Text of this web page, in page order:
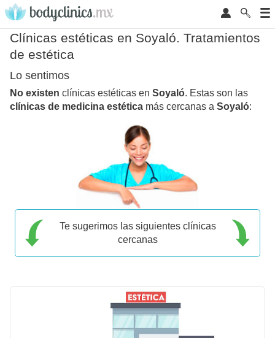
Clínicas estéticas en Soyaló. Tratamientos
de estética
Lo sentimos
No existen clínicas estéticas en Soyaló. Estas son las
clínicas de medicina estética más cercanas a Soyaló:
Te sugerimos las siguientes clínicas
cercanas